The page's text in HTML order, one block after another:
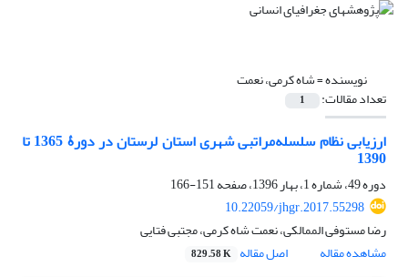
نویسنده =شاه کرمی، نعمت
تعداد مقالات: 1
ارزیابی نظام سلسله‌مراتبی شهری استان لرستان در دورۀ 1365 تا
1390
دوره 49، شماره 1، بهار 1396، صفحه
151-166
10.22059/jhgr.2017.55298
رضا مستوفی الممالکی، نعمت شاه کرمی، مجتبی فتایی
مشاهده مقاله
اصل مقاله 829.58 K